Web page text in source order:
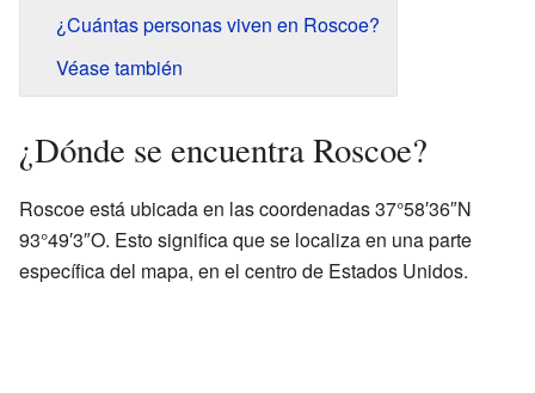
¿Cuántas personas viven en Roscoe?
Véase también
¿Dónde se encuentra Roscoe?
Roscoe está ubicada en las coordenadas 37°58′36″N
93°49′3″O. Esto significa que se localiza en una parte
específica del mapa, en el centro de Estados Unidos.